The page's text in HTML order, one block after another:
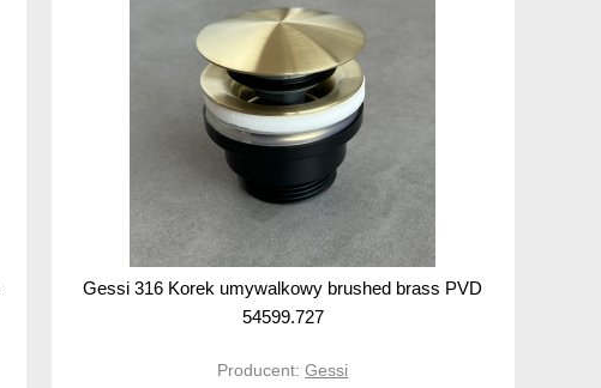
Gessi 316 Korek umywalkowy brushed brass PVD
54599.727
Producent:Gessi